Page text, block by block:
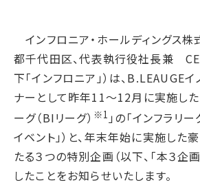
お問い合わせ
電子公告
気候変動
循環経済
汚染防止
自然再興
生物多様性タイムライン
水の安全保障
環境データ
ディスクロージャーポリシー
インフロニア・ホールディングス株
都千代田区、代表執行役社長兼
下「インフロニア」）は、B.LEAUGE
ナーとして昨年11～12月に実施した
ーグ（BIリーグ） ※1 」の「インフラリ
イベント」）と、年末年始に実施した
たる３つの特別企画（以下、「本３企
したことをお知らせいたします。